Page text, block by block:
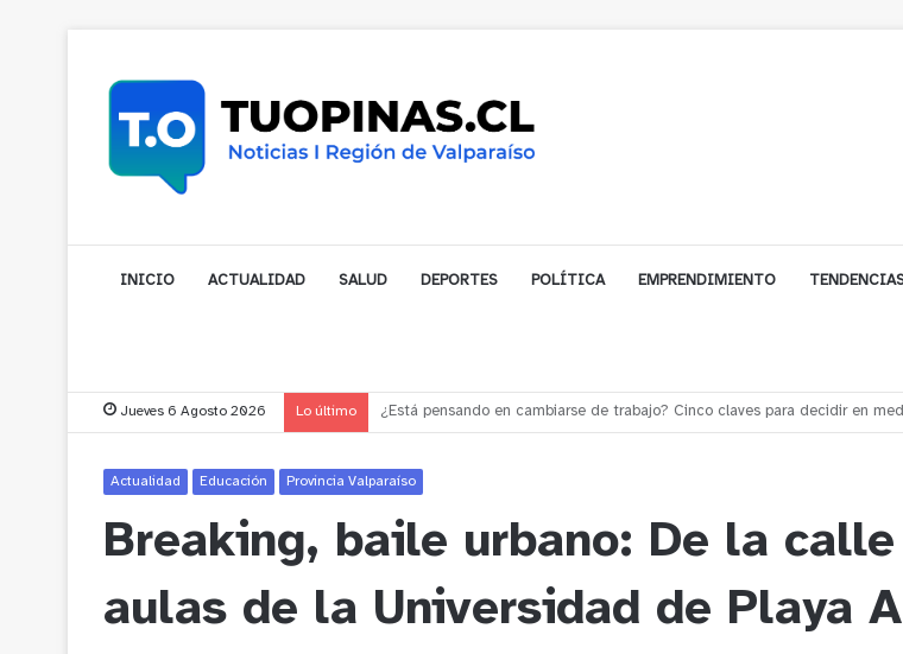
INICIO ACTUALIDAD SALUD DEPORTES POLÍTICA EMPRENDIMIENTO
Jueves 6 Agosto 2026 Lo último Gobernador compromete financiamiento para avanzar en la construcción
Actualidad Educación Provincia Valparaíso
Breaking, baile urbano: De la
aulas de la Universidad de Playa